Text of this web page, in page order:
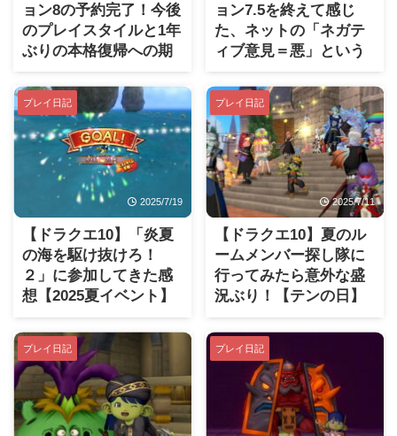
ョン8の予約完了！今後
のプレイスタイルと1年
ぶりの本格復帰への期
待
ョン7.5を終えて感じ
た、ネットの「ネガテ
ィブ意見＝悪」という
風潮
プレイ日記
2025/7/19
【ドラクエ10】「炎夏
の海を駆け抜けろ！
２」に参加してきた感
想【2025夏イベント】
プレイ日記
2025/7/11
【ドラクエ10】夏のル
ームメンバー探し隊に
行ってみたら意外な盛
況ぶり！【テンの日】
プレイ日記 プレイ日記